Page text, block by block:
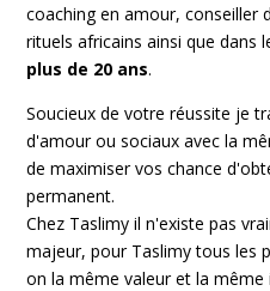
coaching en amour, conseiller
rituels africains ainsi que dans
plus de 20 ans.
Soucieux de votre réussite je
d'amour ou sociaux avec la
de maximiser vos chance
permanent.
Chez Taslimy il n'existe pas
majeur, pour Taslimy tous les
on la même valeur et la